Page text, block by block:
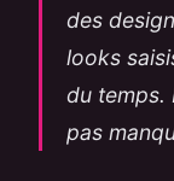
des
looks
du temps.
pas